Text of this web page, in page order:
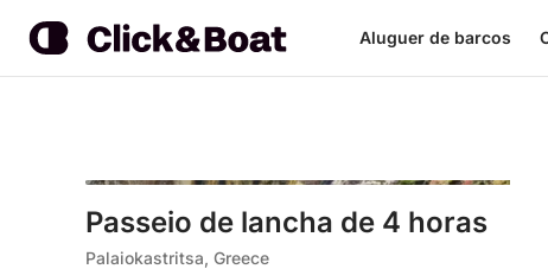
Aluguer de barcos
Passeio de lancha de 4 horas
Palaiokastritsa, Greece